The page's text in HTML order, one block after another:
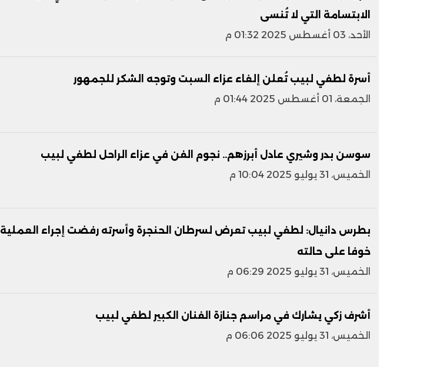
الابتسامة التي لا تُنسى
الأحد، 03 أغسطس 2025 01:32 م
أسرة لطفي لبيب تُعلن إلغاء عزاء السبت وتوجه الشكر للجمهور
الجمعة، 01 أغسطس 2025 01:44 م
سوسن بدر وشيري عادل أبرزهم.. نجوم الفن في عزاء الراحل لطفي لبيب
الخميس، 31 يوليو 2025 10:04 م
بطرس دانيال: لطفي لبيب تعرض لسرطان الحنجرة وأسرته رفضت إجراء العملية
خوفا على حالته
الخميس، 31 يوليو 2025 06:29 م
أشرف زكي يشارك في مراسم جنازة الفنان الكبير لطفي لبيب
الخميس، 31 يوليو 2025 06:06 م